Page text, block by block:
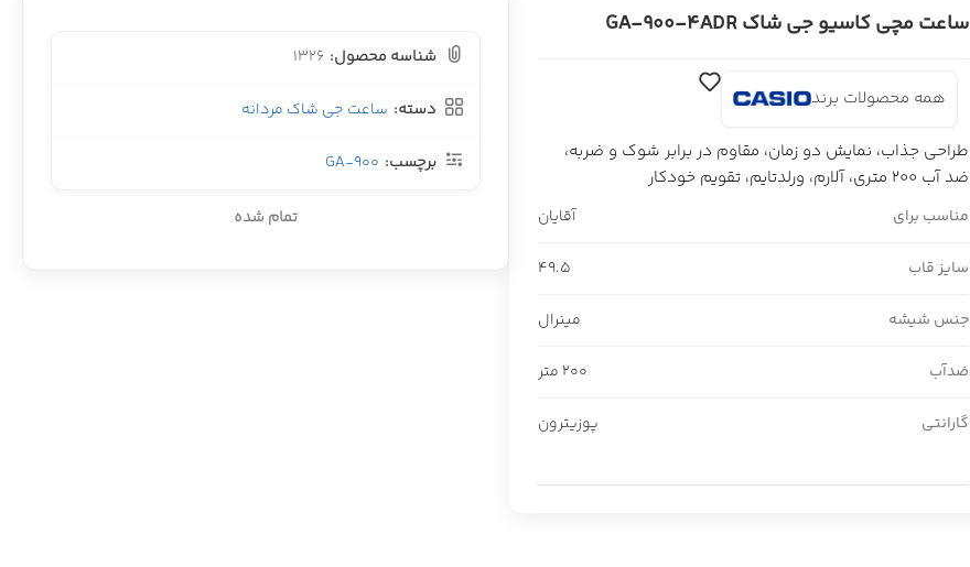
ساعت مچی کاسیو جی شاک GA-900-4ADR
همه محصولات برند
طراحی جذاب، نمایش دو زمان، مقاوم در برابر شوک و ضربه،
ضد آب 200 متری، آلارم، ورلدتایم، تقویم خودکار
مناسب برای آقایان
سایز قاب 49.5
جنس شیشه مینرال
ضدآب 200 متر
گارانتی پوزیترون
شناسه محصول: 1326
دسته: ساعت جی شاک مردانه
برچسب: GA-900
تمام شده